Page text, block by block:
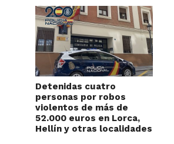
Detenidas cuatro
personas por robos
violentos de más de
52.000 euros en Lorca,
Hellín y otras localidades